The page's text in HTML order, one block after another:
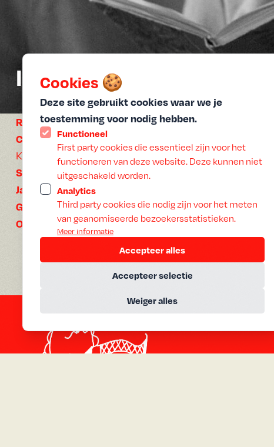
Cookies 🍪
Deze site gebruikt cookies waar we je
toestemming voor nodig hebben.
Functioneel
First party cookies die essentieel zijn voor het
functioneren van deze website. Deze kunnen niet
uitgeschakeld worden.
Analytics
Third party cookies die nodig zijn voor het meten
van geanomiseerde bezoekersstatistieken.
Meer informatie
Accepteer alles
Accepteer selectie
Weiger alles
Ida
Regisseur:Pawel Pawlikowski
Cast:Agata Kulesza, Agata Trzebuchowska, Joanna
Kulig
Speelduur:90 min
Jaar: 2013
Gesproken:Pools, Frans
Ondertiteling:Nederlands